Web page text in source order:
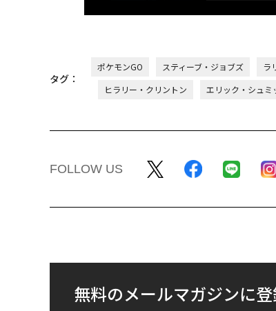
タグ：
ポケモンGO スティーブ・ジョブズ ラ
ヒラリー・クリントン
エリック・シュミ
FOLLOW US
無料のメールマガジンに